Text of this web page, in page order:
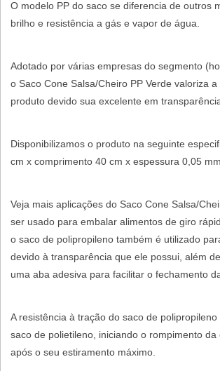
O modelo PP do saco se diferencia de outros
brilho e resistência a gás e vapor de água.
Adotado por várias empresas do segmento
o Saco Cone Salsa/Cheiro PP Verde valoriza
produto devido sua excelente em
Disponibilizamos o produto na seguinte
cm x comprimento 40 cm x espessura 0,05
Veja mais aplicações do Saco Cone Salsa/
ser usado para embalar alimentos de giro
o saco de polipropileno também é utilizado
devido à transparência que ele possui, além
uma aba adesiva para facilitar o fechamento
A resistência à tração do saco de
saco de polietileno, iniciando o rompimento
após o seu estiramento máximo.